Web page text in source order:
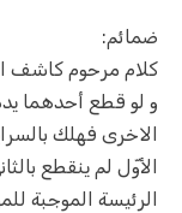
ضمائم:
کلام مرحوم کاشف
و لو قطع أحدهما
الاخرى فهلك
الأوّل لم ينقطع
الرئيسة الموجبة